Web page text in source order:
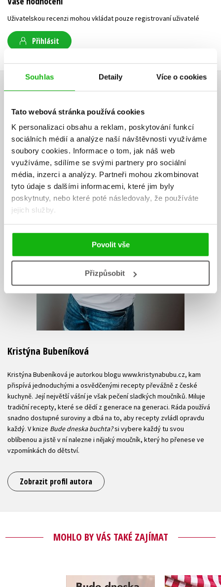
Souhlas Detaily Více o cookies
Tato webová stránka používá cookies
K personalizaci obsahu a reklam, poskytování funkcí
sociálních médií a analýze naší návštěvnosti využíváme
soubory cookies. Informace o tom, jak náš web
využíváme, sdílíme se svými partnery pro sociální
média, inzerci a analýzy. Partneři mohou zkombinovat
tyto údaje s dalšími informacemi, které jim byly
poskytnuty, nebo které poté následovaly, že používáte
jejich služby.
Povolit vše
Přizpůsobit
Uživatelskou recenzi mohou vkládat pouze registrovaní uživatelé
Přihlásit
Kristýna Bubeníková
Kristýna Bubeníková je autorkou blogu www.kristynabubu.cz, kam
přispívá jednoduchými a osvědčenými recepty převážně z české
kuchyně. Její největší vášní je však pečení sladkých moučníků. Miluje
tradiční recepty, které se dědí z generace na generaci. Ráda používá
snadno dostupné suroviny a dbá na to, aby recepty zvládl opravdu
každý. V knize Bude dneska buchta?si vybere každý tu svou
oblíbenou a jistě v ní nalezne i nějaký moučník, který ho přenese ve
vzpomínkách do dětství.
Zobrazit profil autora
MOHLO BY VÁS TAKÉ ZAJÍMAT